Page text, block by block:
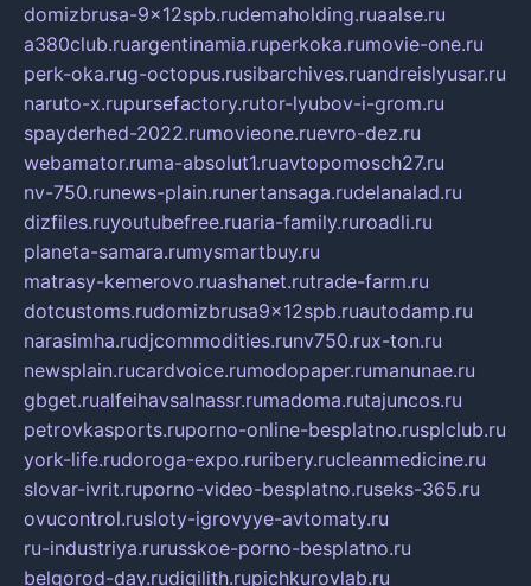
domizbrusa-9x12spb.rudemaholding.ruaalse.ru
a380club.ruargentinamia.ruperkoka.rumovie-one.ru
perk-oka.rug-octopus.rusibarchives.ruandreislyusar.ru
naruto-x.rupursefactory.rutor-lyubov-i-grom.ru
spayderhed-2022.rumovieone.ruevro-dez.ru
webamator.ruma-absolut1.ruavtopomosch27.ru
nv-750.runews-plain.runertansaga.rudelanalad.ru
dizfiles.ruyoutubefree.ruaria-family.ruroadli.ru
planeta-samara.rumysmartbuy.ru
matrasy-kemerovo.ruashanet.rutrade-farm.ru
dotcustoms.rudomizbrusa9x12spb.ruautodamp.ru
narasimha.rudjcommodities.runv750.rux-ton.ru
newsplain.rucardvoice.rumodopaper.rumanunae.ru
gbget.rualfeihavsalnassr.rumadoma.rutajuncos.ru
petrovkasports.ruporno-online-besplatno.rusplclub.ru
york-life.rudoroga-expo.ruribery.rucleanmedicine.ru
slovar-ivrit.ruporno-video-besplatno.ruseks-365.ru
ovucontrol.rusloty-igrovyye-avtomaty.ru
ru-industriya.rurusskoe-porno-besplatno.ru
belgorod-day.rudigilith.rupichkurovlab.ru